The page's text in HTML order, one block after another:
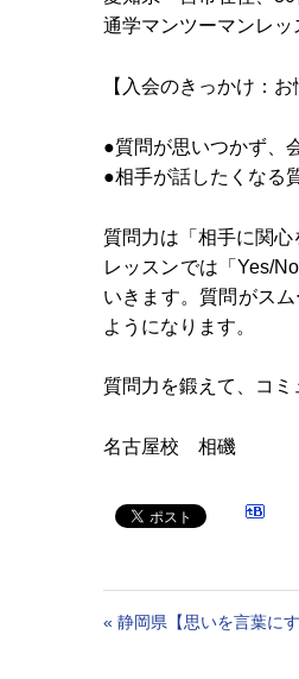
通学マンツーマンレッ
【入会のきっかけ：
●質問が思いつかず、
●相手が話したくなる
質問力は「相手に関
レッスンでは「Yes/
いきます。質問がス
ようになります。
質問力を鍛えて、コ
名古屋校 相磯
« 静岡県【思いを言葉にす